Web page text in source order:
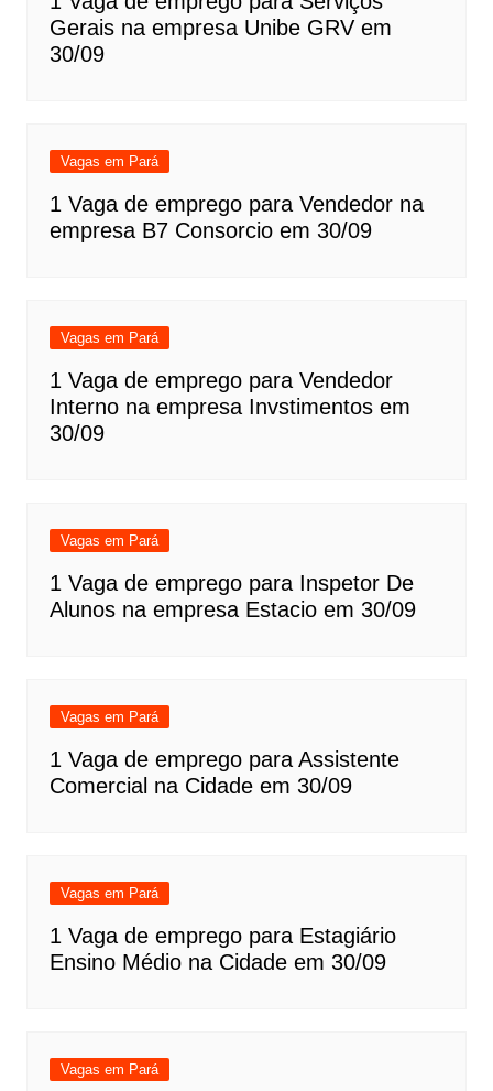
Gerais na empresa Unibe GRV em
30/09
Vagas em Pará
1 Vaga de emprego para Vendedor na
empresa B7 Consorcio em 30/09
Vagas em Pará
1 Vaga de emprego para Vendedor
Interno na empresa Invstimentos em
30/09
Vagas em Pará
1 Vaga de emprego para Inspetor De
Alunos na empresa Estacio em 30/09
Vagas em Pará
1 Vaga de emprego para Assistente
Comercial na Cidade em 30/09
Vagas em Pará
1 Vaga de emprego para Estagiário
Ensino Médio na Cidade em 30/09
Vagas em Pará